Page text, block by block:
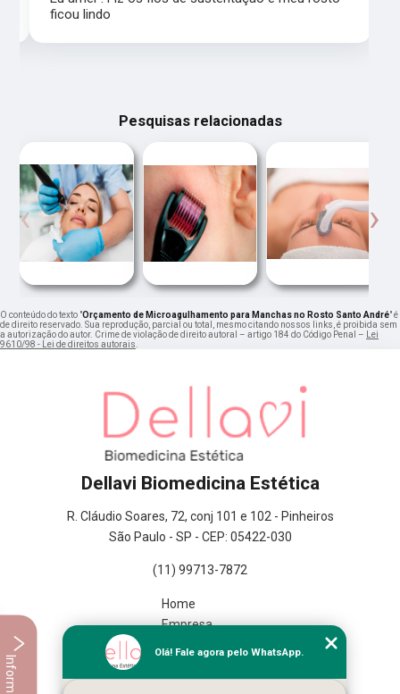
ficou lindo
Pesquisas relacionadas
‹ ›
O conteúdo do texto "Orçamento de Microagulhamento para Manchas no Rosto Santo André" é
de direito reservado. Sua reprodução, parcial ou total, mesmo citando nossos links, é proibida sem
a autorização do autor. Crime de violação de direito autoral – artigo 184 do Código Penal –
Lei
9610/98 - Lei de direitos autorais
Dellavi Biomedicina Estética
R. Cláudio Soares, 72, conj 101 e 102 - Pinheiros
São Paulo - SP - CEP: 05422-030
(11) 99713-7872
Home
Empresa
Olá! Fale agora pelo WhatsApp.